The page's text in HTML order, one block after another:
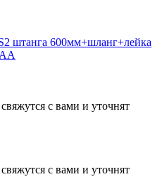
штанга 600мм+шланг+лейка
с вами и уточнят
с вами и уточнят